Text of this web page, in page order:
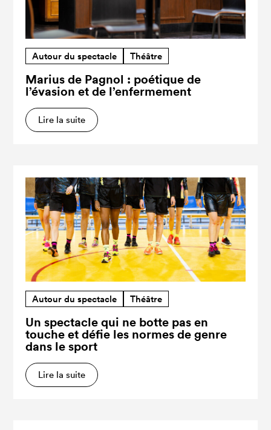
Autour du spectacle Théâtre
Marius de Pagnol : poétique de
l’évasion et de l’enfermement
Lire la suite
Autour du spectacle Théâtre
Un spectacle qui ne botte pas en
touche et défie les normes de genre
dans le sport
Lire la suite